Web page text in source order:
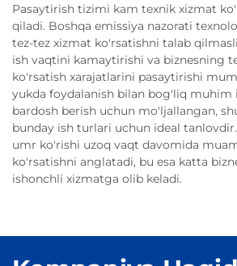
Pasaytirish tizimi kam texnik xizmat
qiladi. Boshqa emissiya nazorati
tez-tez xizmat ko'rsatishni talab
ish vaqtini kamaytirishi va biznesning
ko'rsatish xarajatlarini pasaytirishi
yukda foydalanish bilan bog'liq muhim
bardosh berish uchun mo'ljallangan,
bunday ish turlari uchun ideal
umr ko'rishi uzoq vaqt davomida
ko'rsatishni anglatadi, bu esa katta
ishonchli xizmatga olib keladi.